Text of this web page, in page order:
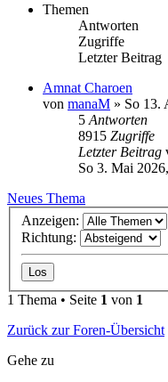
Themen
Antworten
Zugriffe
Letzter Beitrag
Amnat Charoen
von manaM » So 13.
5 Antworten
8915 Zugriffe
Letzter Beitrag
So 3. Mai
Neues Thema
Anzeigen:
Richtung:
1 Thema • Seite 1 von 1
Zurück zur Foren-Übersicht
Gehe zu